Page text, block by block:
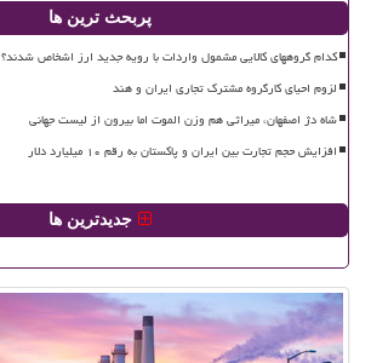
پربحث ترین ها
کدام گروههای کالایی مشمول واردات با رویه جدید ارز اشخاص شدند؟
لزوم احیای کارگروه مشترک تجاری ایران و هند
شاه دژ اصفهان، میراثی هم وزن الموت اما بیرون از لیست جهانی
افزایش حجم تجارت بین ایران و پاکستان به رقم ۱۰ میلیارد دلار
جدیدترین ها